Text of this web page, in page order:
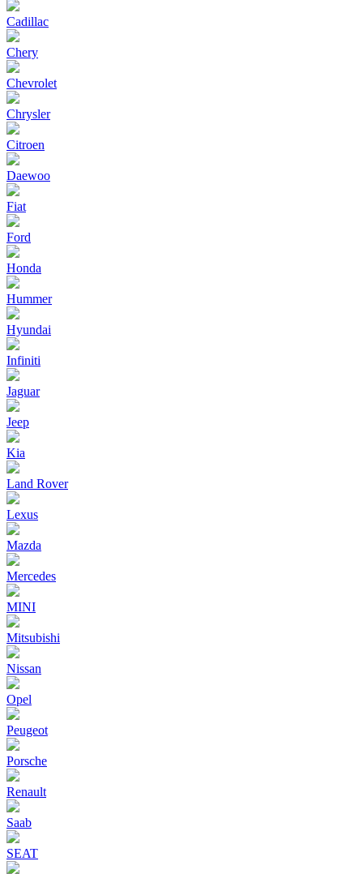
Cadillac
Chery
Chevrolet
Chrysler
Citroen
Daewoo
Fiat
Ford
Honda
Hummer
Hyundai
Infiniti
Jaguar
Jeep
Kia
Land Rover
Lexus
Mazda
Mercedes
MINI
Mitsubishi
Nissan
Opel
Peugeot
Porsche
Renault
Saab
SEAT